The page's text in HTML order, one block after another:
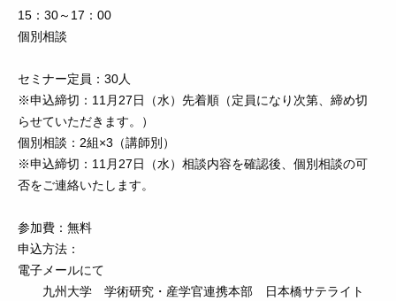
15：30～17：00
個別相談
セミナー定員：30人
※申込締切：11月27日（水）先着順（定員になり次第、締め切
らせていただきます。）
個別相談：2組×3（講師別）
※申込締切：11月27日（水）相談内容を確認後、個別相談の可
否をご連絡いたします。
参加費：無料
申込方法：
電子メールにて
九州大学 学術研究・産学官連携本部 日本橋サテライト